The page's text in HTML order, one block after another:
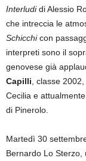
Interludidi Alessio
che intreccia le
Schicchicon
interpreti sono il
genovese già
Capilli , classe
Cecilia e
di Pinerolo.
Martedì 30
Bernardo Lo Sterzo,